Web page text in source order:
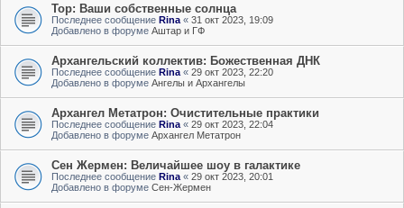
Тор: Ваши собственные солнца
Последнее сообщение Rina « 31 окт 2023, 19:09
Добавлено в форуме Аштар и ГФ
Архангельский коллектив: Божественная ДНК
Последнее сообщение Rina « 29 окт 2023, 22:20
Добавлено в форуме Ангелы и Архангелы
Архангел Метатрон: Очистительные практики
Последнее сообщение Rina « 29 окт 2023, 22:04
Добавлено в форуме Архангел Метатрон
Сен Жермен: Величайшее шоу в галактике
Последнее сообщение Rina « 29 окт 2023, 20:01
Добавлено в форуме Сен-Жермен